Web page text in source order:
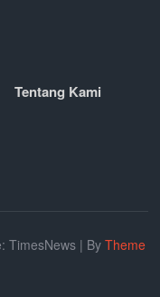
Tentang Kami
TimesNews | By Theme